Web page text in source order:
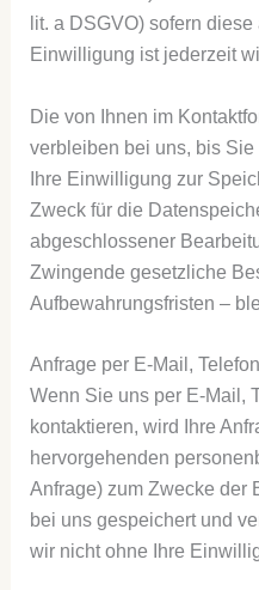
lit. a DSGVO) sofern
Einwilligung ist jederzeit
Die von Ihnen im
verbleiben bei uns, bis
Ihre Einwilligung zur
Zweck für die
abgeschlossener
Zwingende gesetzliche
Aufbewahrungsfristen –
Anfrage per E-Mail,
Wenn Sie uns per E-Mail,
kontaktieren, wird Ihre
hervorgehenden
Anfrage) zum Zwecke der
bei uns gespeichert und
wir nicht ohne Ihre